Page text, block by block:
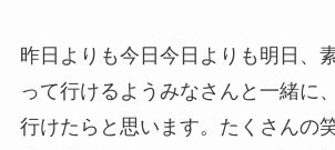
昨日よりも今日今日よりも明日、
って行けるようみなさんと一緒に
行けたらと思います。たくさんの